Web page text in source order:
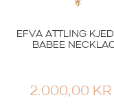
EFVA ATTLING
BABEE
2.000,00 KR